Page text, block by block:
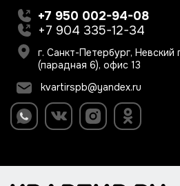
+7 950 002-94-08
+7 904 335-12-34
г. Санкт-Петербург, Невский
(парадная 6), офис 13
kvartirspb@yandex.ru